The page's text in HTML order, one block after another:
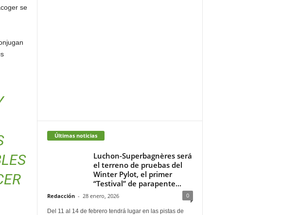
se
Últimas noticias
Luchon-Superbagnères será
el terreno de pruebas del
Winter Pylot, el primer
“Testival” de parapente...
Redacción - 28 enero, 2026 0
Del 11 al 14 de febrero tendrá lugar en las pistas de